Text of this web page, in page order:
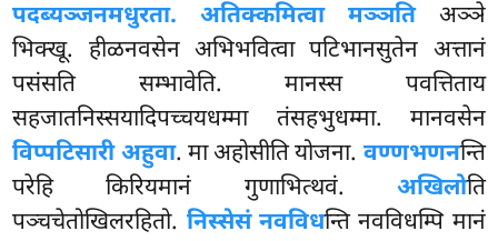
पदब्यञ्जनमधुरता. अतिक्कमित्वा मञ्ञतिअञ्ञे
भिक्खू. हीळनवसेन अभिभवित्वा पटिभानसुतेन अत्तानं
पसंसति सम्भावेति. मानस्स पवत्तिताय
सहजातनिस्सयादिपच्चयधम्मा तंसहभुधम्मा. मानवसेन
विप्पटिसारी अहुवा. मा अहोसीति योजना. वण्णभणनन्ति
परेहि किरियमानं गुणाभित्थवं. अखिलोति
पञ्चचेतोखिलरहितो. निस्सेसं नवविधन्ति नवविधम्पि मानं